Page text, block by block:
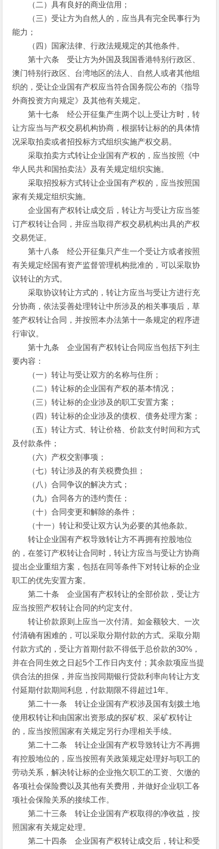
（二）具有良好的商业信用；
（三）受让方为自然人的，应当具有完全民事行为
能力；
（四）国家法律、行政法规规定的其他条件。
第十六条 受让方为外国及我国香港特别行政区、
澳门特别行政区、台湾地区的法人、自然人或者其他组
织的，受让企业国有产权应当符合国务院公布的《指导
外商投资方向规定》及其他有关规定。
第十七条 经公开征集产生两个以上受让方时，转
让方应当与产权交易机构协商，根据转让标的的具体情
况采取拍卖或者招投标方式组织实施产权交易。
采取拍卖方式转让企业国有产权的，应当按照《中
华人民共和国拍卖法》及有关规定组织实施。
采取招投标方式转让企业国有产权的，应当按照国
家有关规定组织实施。
企业国有产权转让成交后，转让方与受让方应当签
订产权转让合同，并应当取得产权交易机构出具的产权
交易凭证。
第十八条 经公开征集只产生一个受让方或者按照
有关规定经国有资产监督管理机构批准的，可以采取协
议转让的方式。
采取协议转让方式的，转让方应当与受让方进行充
分协商，依法妥善处理转让中所涉及的相关事项后，草
签产权转让合同，并按照本办法第十一条规定的程序进
行审议。
第十九条 企业国有产权转让合同应当包括下列主
要内容：
（一）转让与受让双方的名称与住所；
（二）转让标的企业国有产权的基本情况；
（三）转让标的企业涉及的职工安置方案；
（四）转让标的企业涉及的债权、债务处理方案；
（五）转让方式、转让价格、价款支付时间和方式
及付款条件；
（六）产权交割事项；
（七）转让涉及的有关税费负担；
（八）合同争议的解决方式；
（九）合同各方的违约责任；
（十）合同变更和解除的条件；
（十一）转让和受让双方认为必要的其他条款。
转让企业国有产权导致转让方不再拥有控股地位
的，在签订产权转让合同时，转让方应当与受让方协商
提出企业重组方案，包括在同等条件下对转让标的企业
职工的优先安置方案。
第二十条 企业国有产权转让的全部价款，受让方
应当按照产权转让合同的约定支付。
转让价款原则上应当一次付清。如金额较大、一次
付清确有困难的，可以采取分期付款的方式。采取分期
付款方式的，受让方首期付款不得低于总价款的30%，
并在合同生效之日起5个工作日内支付；其余款项应当提
供合法的担保，并应当按同期银行贷款利率向转让方支
付延期付款期间利息，付款期限不得超过1年。
第二十一条 转让企业国有产权涉及国有划拨土地
使用权转让和由国家出资形成的探矿权、采矿权转让
的，应当按照国家有关规定另行办理相关手续。
第二十二条 转让企业国有产权导致转让方不再拥
有控股地位的，应当按照有关政策规定处理好与职工的
劳动关系，解决转让标的企业拖欠职工的工资、欠缴的
各项社会保险费以及其他有关费用，并做好企业职工各
项社会保险关系的接续工作。
第二十三条 转让企业国有产权取得的净收益，按
照国家有关规定处理。
第二十四条 企业国有产权转让成交后，转让和受